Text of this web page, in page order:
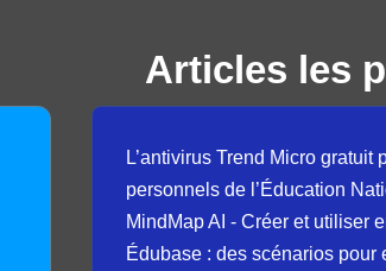
Articles les
L’antivirus Trend Micro
personnels de l’Éducation
MindMap AI - Créer et utiliser
Édubase : des scénarios